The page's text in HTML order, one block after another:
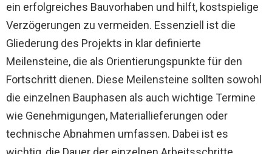
ein erfolgreiches Bauvorhaben und hilft, kostspielige
Verzögerungen zu vermeiden. Essenziell ist die
Gliederung des Projekts in klar definierte
Meilensteine, die als Orientierungspunkte für den
Fortschritt dienen. Diese Meilensteine sollten sowohl
die einzelnen Bauphasen als auch wichtige Termine
wie Genehmigungen, Materiallieferungen oder
technische Abnahmen umfassen. Dabei ist es